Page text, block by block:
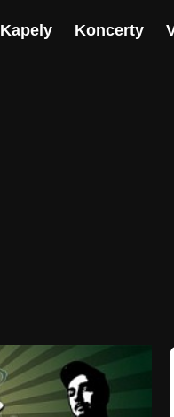
Kapely Koncerty